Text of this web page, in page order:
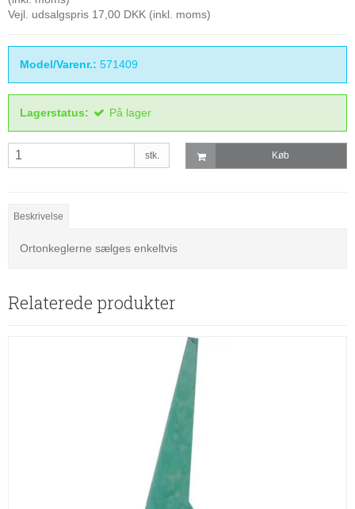
Vejl. udsalgspris 17,00 DKK (inkl. moms)
Model/Varenr.: 571409
Lagerstatus: På lager
stk. Køb
Beskrivelse
Ortonkeglerne sælges enkeltvis
Relaterede produkter